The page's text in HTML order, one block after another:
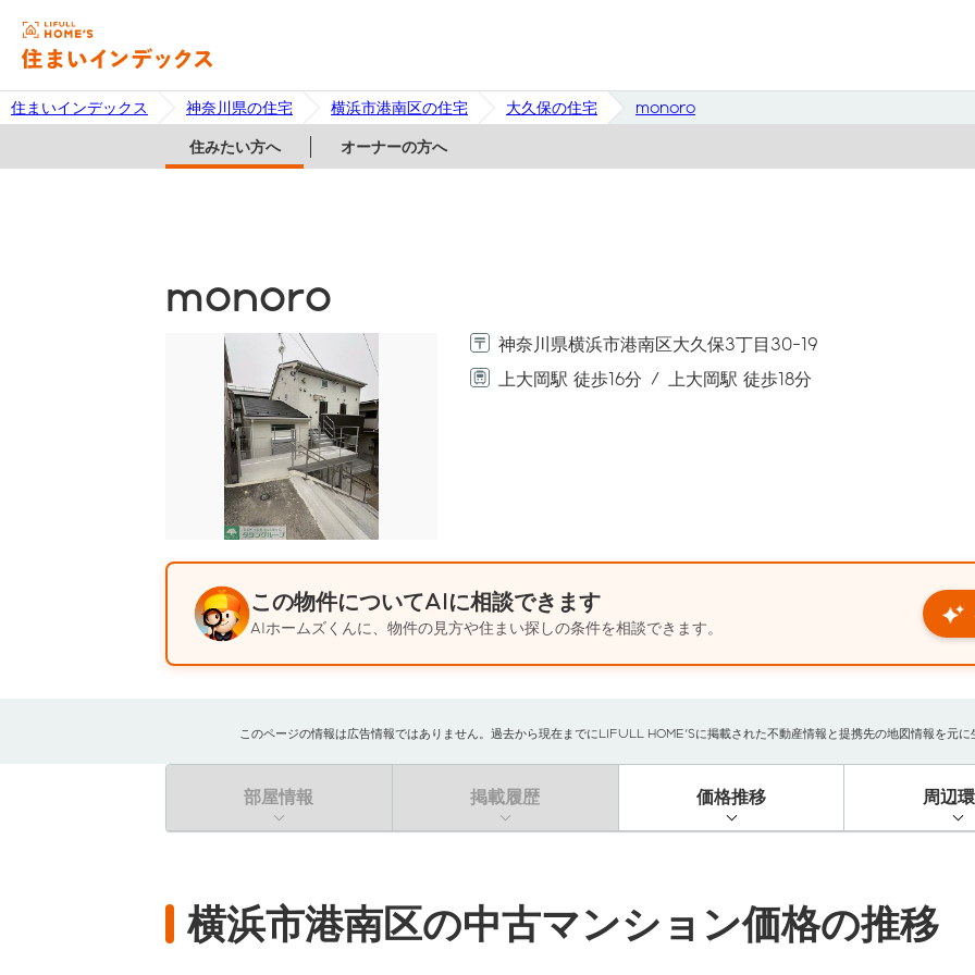
住まいインデックス 神奈川県の住宅 横浜市港南区の住宅 大久保の住宅 monoro
住みたい方へ オーナーの方へ
monoro
神奈川県横浜市港南区大久保3丁目30-19
上大岡駅 徒歩16分
上大岡駅 徒歩18分
この物件についてAIに相談できます
AIホームズくんに、物件の見方や住まい探しの条件を相談できます。
このページの情報は広告情報ではありません。過去から現在までにLIFULL HOME'Sに掲載された不動産情報と提携先の地図情報を元
部屋情報 掲載履歴 価格推移 周辺
横浜市港南区の中古マンション価格の推移